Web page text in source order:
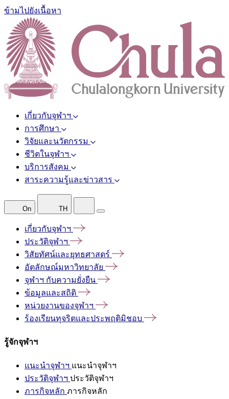
ข้ามไปยังเนื้อหา
เกี่ยวกับจุฬาฯ
การศึกษา
วิจัยและนวัตกรรม
ชีวิตในจุฬาฯ
บริการสังคม
สาระความรู้และข่าวสาร
On TH
เกี่ยวกับจุฬาฯ
ประวัติจุฬาฯ
วิสัยทัศน์และยุทธศาสตร์
อัตลักษณ์มหาวิทยาลัย
จุฬาฯ กับความยั่งยืน
ข้อมูลและสถิติ
หน่วยงานของจุฬาฯ
ร้องเรียนทุจริตและประพฤติมิชอบ
รู้จักจุฬาฯ
แนะนำจุฬาฯ แนะนำจุฬาฯ
ประวัติจุฬาฯ ประวัติจุฬาฯ
ภารกิจหลัก ภารกิจหลัก